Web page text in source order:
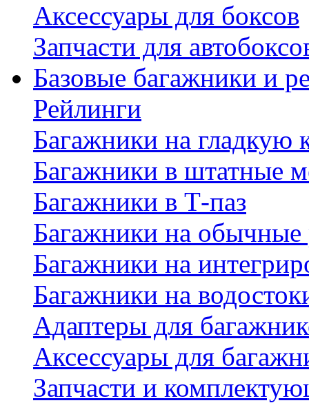
Аксессуары для боксов
Запчасти для
Базовые багажники и
Рейлинги
Багажники на гладкую
Багажники в штатные
Багажники в Т-паз
Багажники на обычные
Багажники на
Багажники на
Адаптеры для
Аксессуары для
Запчасти и